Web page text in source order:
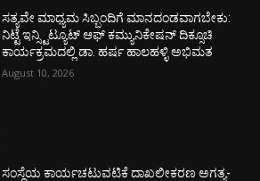
ಸತ್ಯವೇ ಮಾಧ್ಯಮ ಸಿಬ್ಬಂದಿಗೆ ಮಾನದಂಡವಾಗಬೇಕು:
ನಿಟ್ಟೆ ಇನ್ಸ್ಟಿಟ್ಯೂಟ್ ಆಫ್ ಕಮ್ಯುನಿಕೇಷನ್ ದಿಕ್ಸೂಚಿ
ಕಾರ್ಯಕ್ರಮದಲ್ಲಿ ಡಾ. ಹರ್ಷ ಹಾಲಹಳ್ಳಿ ಅಭಿಮತ
August 10, 2026
ಸಂಸ್ಥೆಯ ಕಾರ್ಯಚಟುವಟಿಕೆ ದಾಖಲೀಕರಣ ಅಗತ್ಯ-